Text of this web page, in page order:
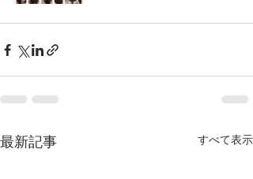
最新記事 すべて表示